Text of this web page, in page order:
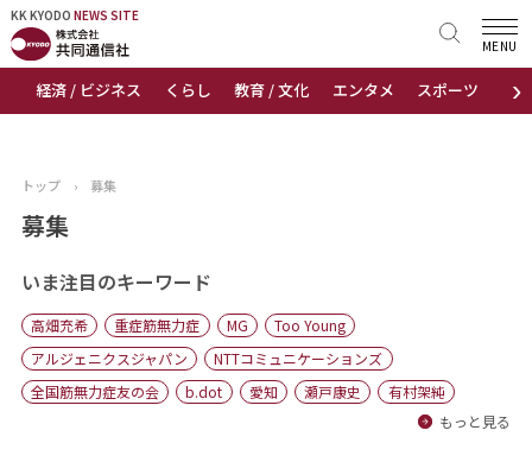
KK KYODO NEWS SITE
›
経済 / ビジネス くらし 教育 / 文化 エンタメ スポーツ 地域
MENU
KK KYODONEWS SITE
トップページ
ニュース
おすすめコンテンツ
出版物
会社概要
トップ › 募集
募集
いま注目のキーワード
高畑充希 重症筋無力症 MG
Too Young
アルジェニクスジャパン
NTTコミュニケーションズ
全国筋無力症友の会
b.dot 愛知 瀬戸康史
有村架純
もっと見る